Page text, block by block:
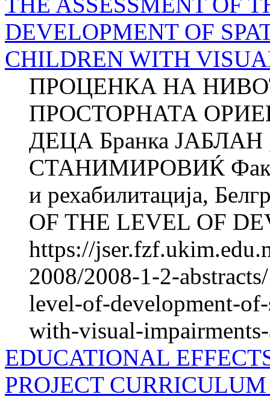
DEVELOPMENT OF
CHILDREN WITH
ПРОЦЕНКА НА
ПРОСТОРНАТА
ДЕЦА Бранка ЈАБЛАН
СТАНИМИРОВИЌ
и рехабилитација,
OF THE LEVEL OF
https://
2008/2008-1-2-
level-of-development-
with-visual-
EDUCATIONAL
PROJECT